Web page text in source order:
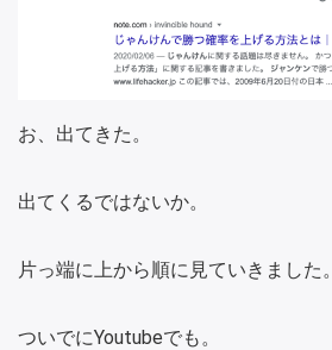
お、出てきた。
出てくるではないか。
片っ端に上から順に見ていきました。
ついでにYoutubeでも。